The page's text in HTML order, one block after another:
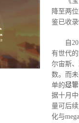
降至两
鉴已收
自
有世代
尔宙斯
数。而
单的过
尽管全
据十月
量可后
化与